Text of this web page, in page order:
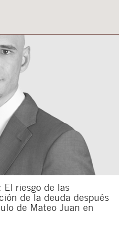
El riesgo de las
de la deuda después
de Mateo Juan en